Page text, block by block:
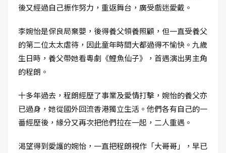
後又經過自己振作努力，重返舞台，廣受戲迷愛戴。
李婉怡是保良局棄嬰，後得養父領養照顧，但一直受養父
的第二位太太虐待，因此童年時間大都過得不愉快。九歲
生日時，養父帶她看粵劇《鯉魚仙子》，首遇演出男主角
的程朗。
十多年過去，程朗經歷了事業及愛情打擊，婉怡的養父亦
已過身，她從國外回流香港獨立生活。他們各有自己的一
番經歷後，緣分又再次把他們拉在一起，二人重遇。
渴望得到愛護的婉怡，一直把程朗視作「大哥哥」，早已